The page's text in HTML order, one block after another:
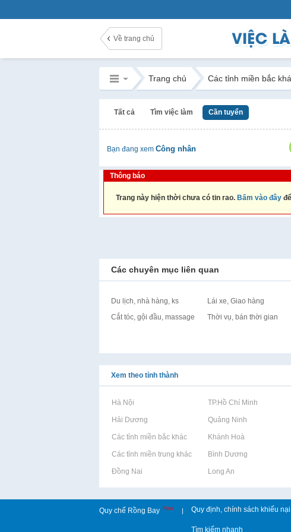
Về trang chủ
Trang chủ Các tỉnh miền bắc
Tất cả Tìm việc làm Cần tuyển
Bạn đang xem Công nhân
Thông báo
Trang này hiện thời chưa có tin rao. Bấm vào đây
Các chuyên mục liên quan
Du lịch, nhà hàng, ks Lái xe, Giao hàng
Cắt tóc, gội đầu, massage
Thời vụ, bán thời gian
Xem theo tỉnh thành
Rao vặt tại Hà Nội Rao vặt tại TP.Hồ Chí Minh Rao
Rao vặt tại Hải Dương Rao vặt tại Quảng Ninh Rao
Rao vặt tại Các tỉnh miền bắc khácRao vặt tại Khánh Hoà Rao
Rao vặt tại Các tỉnh miền trung khácRao vặt tại Bình Dương Rao
Rao vặt tại Đồng Nai Rao vặt tại Long An Rao
Quy chế Rồng Bay New | Quy định, chính sách khiếu nại
Tìm kiếm nhanh